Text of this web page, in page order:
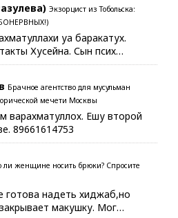
Экзорцист из Тобольска:
уа баракатух.
Хусейна. Сын псих…
Брачное агентство для мусульман
мечети Москвы
варахматуллох. Ешу второй
89661614753
женщине носить брюки? Спросите
готова надеть хиджаб,но
макушку. Мог…